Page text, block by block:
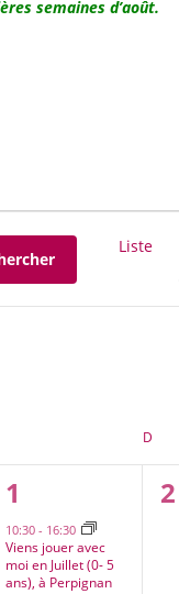
semaines d’août.
Liste
D
1
évènement,
1
10:30 - 16:30
Viens jouer avec
moi en Juillet (0- 5
ans), à Perpignan
0
2